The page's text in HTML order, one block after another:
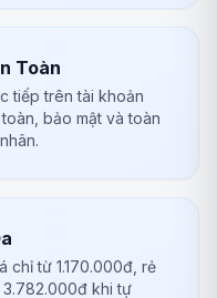
Toàn
tiếp trên tài khoản
bảo mật và toàn
chỉ từ 1.170.000đ, rẻ
khi tự